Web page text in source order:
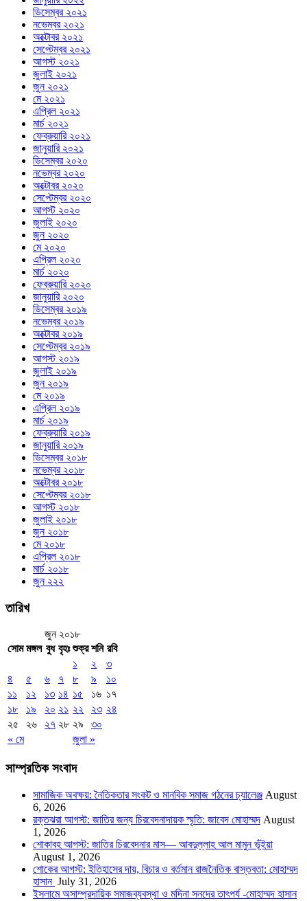
ডিসেম্বর ২০২১
নভেম্বর ২০২১
অক্টোবর ২০২১
সেপ্টেম্বর ২০২১
আগস্ট ২০২১
জুলাই ২০২১
জুন ২০২১
মে ২০২১
এপ্রিল ২০২১
মার্চ ২০২১
ফেব্রুয়ারি ২০২১
জানুয়ারি ২০২১
ডিসেম্বর ২০২০
নভেম্বর ২০২০
অক্টোবর ২০২০
সেপ্টেম্বর ২০২০
আগস্ট ২০২০
জুলাই ২০২০
জুন ২০২০
মে ২০২০
এপ্রিল ২০২০
মার্চ ২০২০
ফেব্রুয়ারি ২০২০
জানুয়ারি ২০২০
ডিসেম্বর ২০১৯
নভেম্বর ২০১৯
অক্টোবর ২০১৯
সেপ্টেম্বর ২০১৯
আগস্ট ২০১৯
জুলাই ২০১৯
জুন ২০১৯
মে ২০১৯
এপ্রিল ২০১৯
মার্চ ২০১৯
ফেব্রুয়ারি ২০১৯
জানুয়ারি ২০১৯
ডিসেম্বর ২০১৮
নভেম্বর ২০১৮
অক্টোবর ২০১৮
সেপ্টেম্বর ২০১৮
আগস্ট ২০১৮
জুলাই ২০১৮
জুন ২০১৮
মে ২০১৮
এপ্রিল ২০১৮
মার্চ ২০১৮
জুন ২২২
তারিখ
জুন ২০১৮
সোম মঙ্গল বুধ বৃহঃ শুক্র শনি রবি
« মে জুলা »
১ ২
৩
৪
৫ ৬ ৭ ৮ ৯
১০
১১
১২ ১৩ ১৪ ১৫ ১৬ ১৭
১৮
১৯ ২০ ২১ ২২ ২৩ ২৪
২৫
২৬ ২৭ ২৮ ২৯ ৩০
সাম্প্রতিক সংবাদ
সামাজিক অবক্ষয়: নৈতিকতার সংকট ও মানবিক সমাজ গঠনের চ্যালেঞ্জ August
6, 2026
রক্তঝরা আগস্ট: জাতির জন্য চিরবেদনাদায়ক স্মৃতি: জাবেদ মোহাম্মদ August
1, 2026
শোকাবহ আগস্ট: জাতির চিরবেদনার মাস— আবদুল্লাহ আল মামুন ভূঁইয়া
August 1, 2026
শোকের আগস্ট: ইতিহাসের দায়, বিচার ও বর্তমান রাজনৈতিক বাস্তবতা: মোহাম্মদ
হাসান July 31, 2026
ইসলামে অসাম্প্রদায়িক সমাজব্যবস্থা ও মদিনা সনদের তাৎপর্য -মোহাম্মদ হাসান